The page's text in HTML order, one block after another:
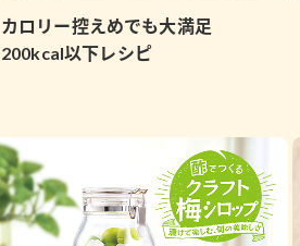
カロリー控えめでも大満足
200kcal以下レシピ